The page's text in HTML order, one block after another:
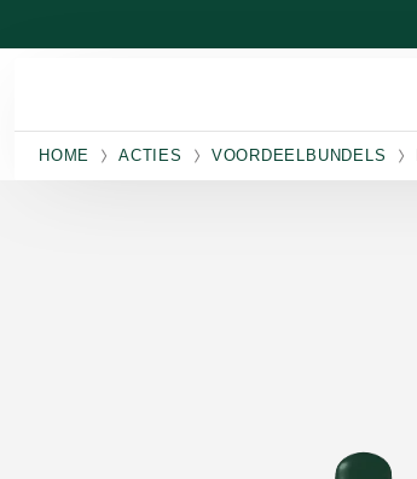
HOME ACTIES VOORDEELBUNDELS